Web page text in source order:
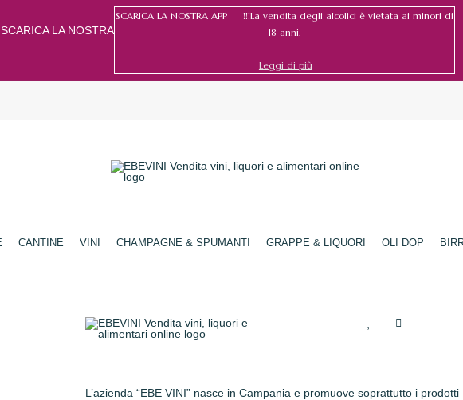
LA NOSTRA
SCARICA LA NOSTRA APP !!!La vendita degli alcolici è vietata ai minori di
18 anni.
Leggi di più
CANTINE VINI CHAMPAGNE & SPUMANTI GRAPPE & LIQUORI OLI DOP
L’azienda “EBE VINI” nasce in Campania e promuove soprattutto i prodotti